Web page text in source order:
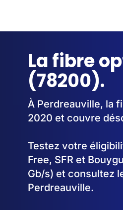
La fibre
(78200).
À Perdreauville, la
2020 et couvre
Testez votre
Free, SFR et
Gb/s) et consultez
Perdreauville.